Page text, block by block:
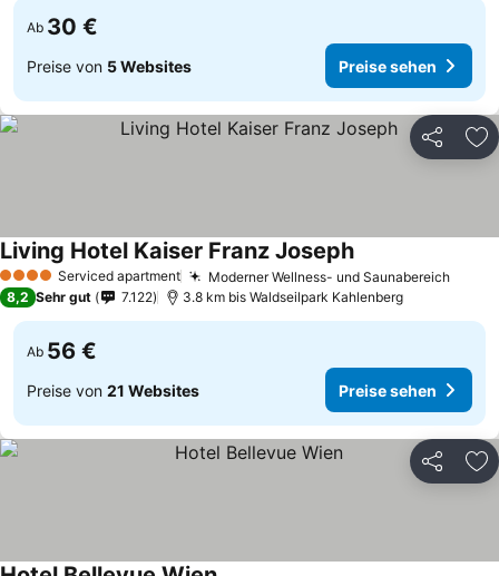
Ab 30 €
Preise von 5 Websites Preise sehen
Teilen
4 Sterne Serviced apartment Moderner Wellness- und Saunabereich
Living Hotel Kaiser Franz Joseph
8,2 Sehr gut 7.122 3.8 km bis Waldseilpark Kahlenberg
Ab 56 €
Preise von 21 Websites Preise sehen
Teilen